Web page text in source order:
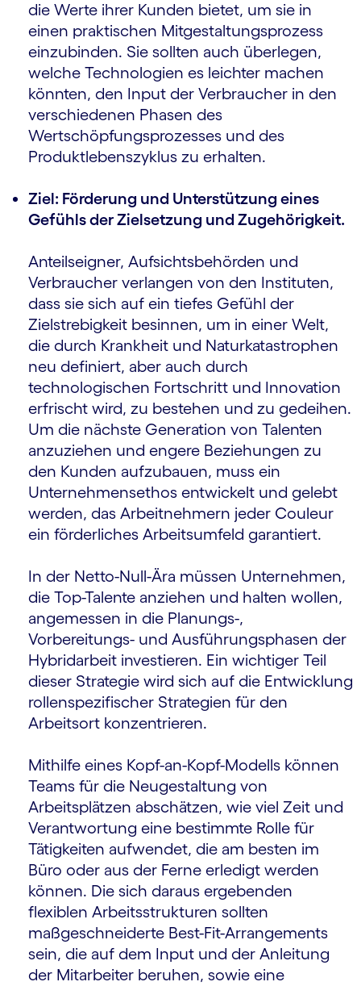
die Werte ihrer Kunden bietet, um sie in
einen praktischen Mitgestaltungsprozess
einzubinden. Sie sollten auch überlegen,
welche Technologien es leichter machen
könnten, den Input der Verbraucher in den
verschiedenen Phasen des
Wertschöpfungsprozesses und des
Produktlebenszyklus zu erhalten.
Ziel: Förderung und Unterstützung eines
Gefühls der Zielsetzung und Zugehörigkeit.
Anteilseigner, Aufsichtsbehörden und
Verbraucher verlangen von den Instituten,
dass sie sich auf ein tiefes Gefühl der
Zielstrebigkeit besinnen, um in einer Welt,
die durch Krankheit und Naturkatastrophen
neu definiert, aber auch durch
technologischen Fortschritt und Innovation
erfrischt wird, zu bestehen und zu gedeihen.
Um die nächste Generation von Talenten
anzuziehen und engere Beziehungen zu
den Kunden aufzubauen, muss ein
Unternehmensethos entwickelt und gelebt
werden, das Arbeitnehmern jeder Couleur
ein förderliches Arbeitsumfeld garantiert.
In der Netto-Null-Ära müssen Unternehmen,
die Top-Talente anziehen und halten wollen,
angemessen in die Planungs-,
Vorbereitungs- und Ausführungsphasen der
Hybridarbeit investieren. Ein wichtiger Teil
dieser Strategie wird sich auf die Entwicklung
rollenspezifischer Strategien für den
Arbeitsort konzentrieren.
Mithilfe eines Kopf-an-Kopf-Modells können
Teams für die Neugestaltung von
Arbeitsplätzen abschätzen, wie viel Zeit und
Verantwortung eine bestimmte Rolle für
Tätigkeiten aufwendet, die am besten im
Büro oder aus der Ferne erledigt werden
können. Die sich daraus ergebenden
flexiblen Arbeitsstrukturen sollten
maßgeschneiderte Best-Fit-Arrangements
sein, die auf dem Input und der Anleitung
der Mitarbeiter beruhen, sowie eine